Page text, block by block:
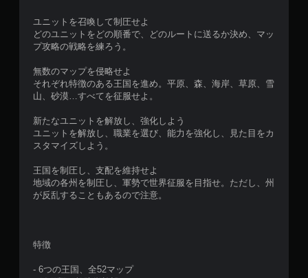
ユニットを召喚して制圧せよ
どのユニットをどの順番で、どのルートに送るか決め、マッ
プ攻略の戦略を練ろう。
無数のマップを侵略せよ
それぞれ特徴のある王国を進め。平原、森、海岸、草原、雪
山、砂漠…すべてを征服せよ。
新たなユニットを解放し、強化しよう
ユニットを解放し、職業を選び、能力を強化し、見た目をカ
スタマイズしよう。
王国を制圧し、支配を維持せよ
地域の各州を制圧し、軍勢で世界征服を目指せ。ただし、州
が反乱することもあるので注意。
特徴
- 6つの王国、全52マップ